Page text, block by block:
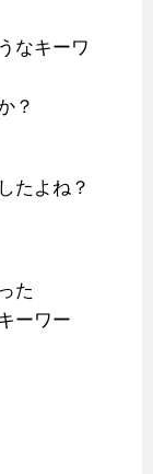
なキーワ
？
たよね？
た
ーワー